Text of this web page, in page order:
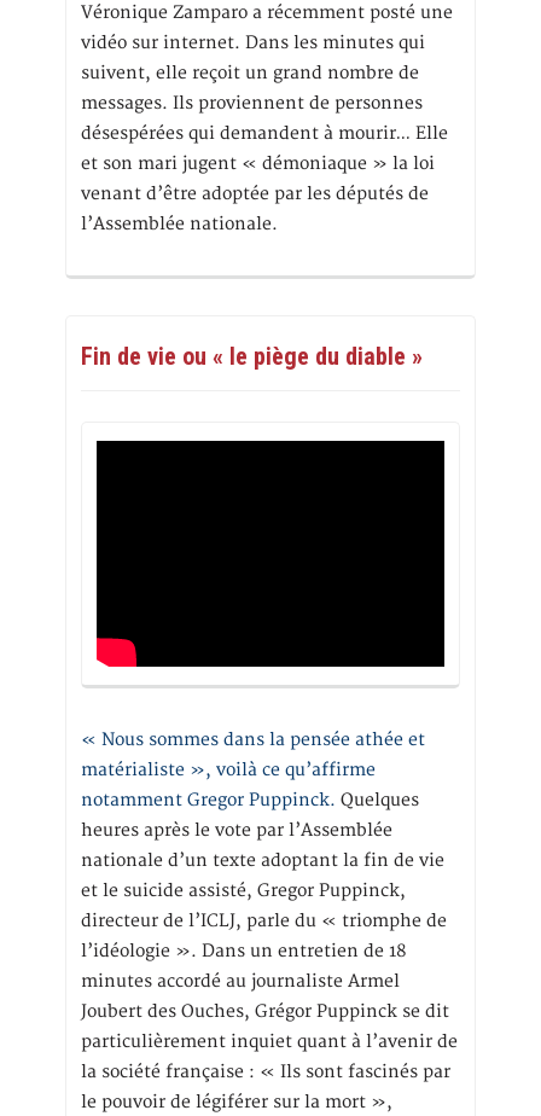
Véronique Zamparo a récemment posté une
vidéo sur internet. Dans les minutes qui
suivent, elle reçoit un grand nombre de
messages. Ils proviennent de personnes
désespérées qui demandent à mourir… Elle
et son mari jugent « démoniaque » la loi
venant d’être adoptée par les députés de
l’Assemblée nationale.
Fin de vie ou « le piège du diable »
« Nous sommes dans la pensée athée et
matérialiste », voilà ce qu’affirme
notamment Gregor Puppinck. Quelques
heures après le vote par l’Assemblée
nationale d’un texte adoptant la fin de vie
et le suicide assisté, Gregor Puppinck,
directeur de l’ICLJ, parle du « triomphe de
l’idéologie ». Dans un entretien de 18
minutes accordé au journaliste Armel
Joubert des Ouches, Grégor Puppinck se dit
particulièrement inquiet quant à l’avenir de
la société française : « Ils sont fascinés par
le pouvoir de légiférer sur la mort »,